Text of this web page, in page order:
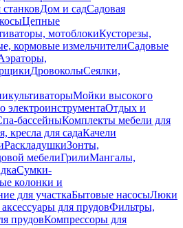
Дом и садСадовая
Цепные
мотоблокиКусторезы,
кормовые измельчителиСадовые
ДровоколыСеялки,
Мойки высокого
электроинструментаОтдых и
бассейныКомплекты мебели для
кресла для садаКачели
РаскладушкиЗонты,
мебелиГрилиМангалы,
Сумки-
колонки и
для участкаБытовые насосыЛюки
для прудовФильтры,
прудовКомпрессоры для